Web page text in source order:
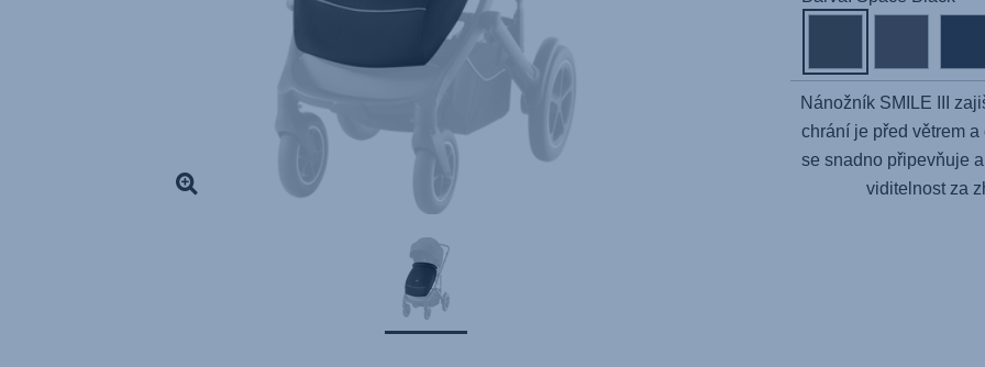
Nánožník SMILE III
chrání je před větrem
se snadno připevňuje
viditelnost za